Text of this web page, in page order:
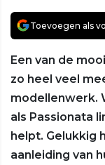
Toevoegen als
Een van de
zo heel veel
modellenwerk.
als Passionata
helpt. Gelukkig
aanleiding van